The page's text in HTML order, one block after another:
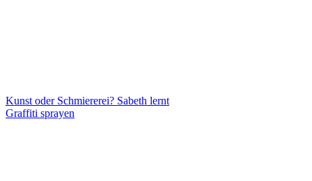
Kunst oder Schmiererei? Sabeth lernt
Graffiti sprayen